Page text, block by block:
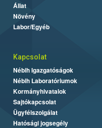
Állat
Növény
Labor/Egyéb
Kapcsolat
Nébih Igazgatóságok
Nébih Laboratóriumok
Kormányhivatalok
Sajtókapcsolat
Ügyfélszolgálat
Hatósági jogsegély